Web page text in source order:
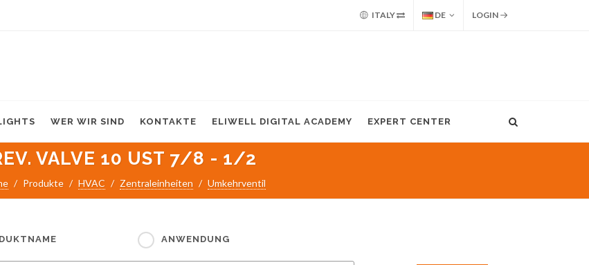
ITALY DE LOGIN
WER WIR SIND KONTAKTE ELIWELL DIGITAL ACADEMY EXPERT CENTER
VALVE 10 UST 7/8 - 1/2
Produkte HVAC Zentraleinheiten Umkehrventil
ANWENDUNG